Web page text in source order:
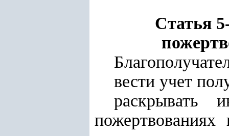
Статья
вести учет
раскрывать